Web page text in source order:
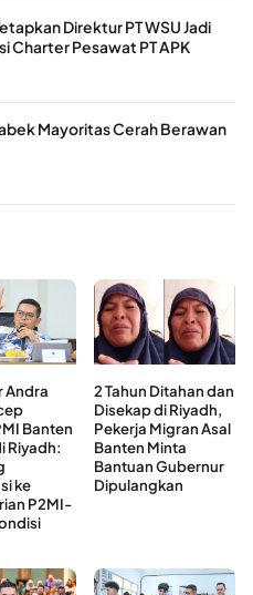
Direktur PT WSU Jadi
Charter Pesawat PT APK
Mayoritas Cerah Berawan
Andra
Banten
Riyadh:
ke
P2MI-
2 Tahun Ditahan dan
Disekap di Riyadh,
Pekerja Migran Asal
Banten Minta
Bantuan Gubernur
Dipulangkan